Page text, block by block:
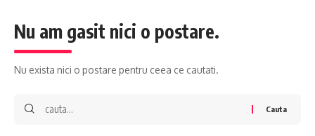
Nu am gasit nici o postare.
Nu exista nici o postare pentru ceea ce cautati.